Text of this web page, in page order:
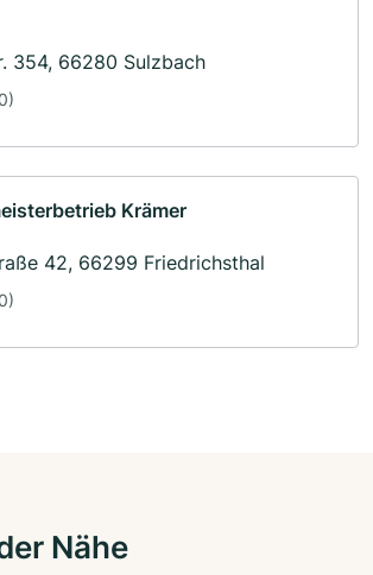
354, 66280 Sulzbach
Krämer
42, 66299 Friedrichsthal
Nähe